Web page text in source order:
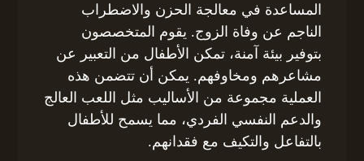
المساعدة في معالجة الحزن والاضطراب
الناجم عن وفاة الزوج. يقوم المتخصصون
بتوفير بيئة آمنة، تمكن الأطفال من التعبير عن
مشاعرهم ومخاوفهم. يمكن أن تتضمن هذه
العملية مجموعة من الأساليب مثل اللعب العالج
والدعم النفسي الفردي، مما يسمح للأطفال
بالتفاعل والتكيف مع فقدانهم.